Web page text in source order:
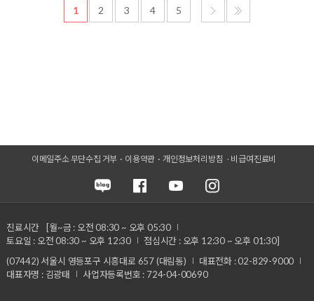
1 2 3 4 5
이메일주소 무단수집 거부 이용약관 개인정보처리방침 비급여진료비
진료시간
[월~금 : 오전 08:30 ~ 오후 05:30
토요일 : 오전 08:30 ~ 오후 12:30
점심시간 : 오후 12:30 ~ 오후 01:30]
(07442) 서울시 영등포구 시흥대로 657 (대림동)
대표전화 : 02-829-9000
대표자명 : 김광태
사업자등록번호 : 724-04-00690